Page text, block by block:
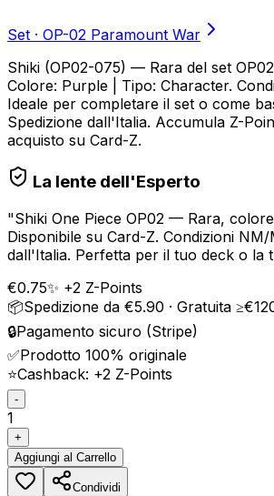
Set · OP-02 Paramount War
Shiki (OP02-075) — Rara del set
Colore: Purple | Tipo: Character.
Ideale per completare il set o come
Spedizione dall'Italia. Accumula Z-
acquisto su Card-Z.
La lente dell'Esperto
"Shiki One Piece OP02 — Rara,
Disponibile su Card-Z. Condizioni
dall'Italia. Perfetta per il tuo deck o la
€0.75✨ +2 Z-Points
📦Spedizione da €5.90 · Gratuita
🔒Pagamento sicuro (Stripe)
✅Prodotto 100% originale
⭐Cashback: +2 Z-Points
-
1
+
Aggiungi al Carrello
Condividi